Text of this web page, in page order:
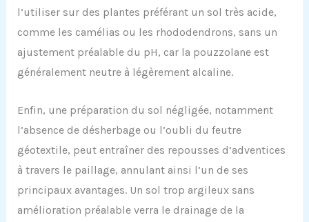
l’utiliser sur des plantes préférant un sol très acide,
comme les camélias ou les rhododendrons, sans un
ajustement préalable du pH, car la pouzzolane est
généralement neutre à légèrement alcaline.
Enfin, une préparation du sol négligée, notamment
l’absence de désherbage ou l’oubli du feutre
géotextile, peut entraîner des repousses d’adventices
à travers le paillage, annulant ainsi l’un de ses
principaux avantages. Un sol trop argileux sans
amélioration préalable verra le drainage de la